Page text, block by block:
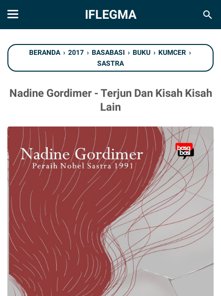
IFLEGMA
BERANDA › 2017 › BASABASI › BUKU › KUMCER ›
SASTRA
Nadine Gordimer - Terjun Dan Kisah Kisah
Lain